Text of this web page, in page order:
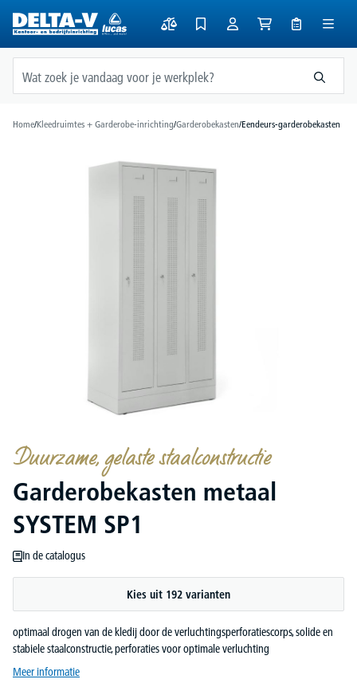
Home/Kleedruimtes + Garderobe-inrichting/Garderobekasten/Eendeurs-garderobekasten
Duurzame, gelaste staalconstructie
Garderobekasten metaal
SYSTEM SP1
In de catalogus
Kies uit 192 varianten
optimaal drogen van de kledij door de verluchtingsperforatiescorps, solide en
stabiele staalconstructie, perforaties voor optimale verluchting
Meer informatie